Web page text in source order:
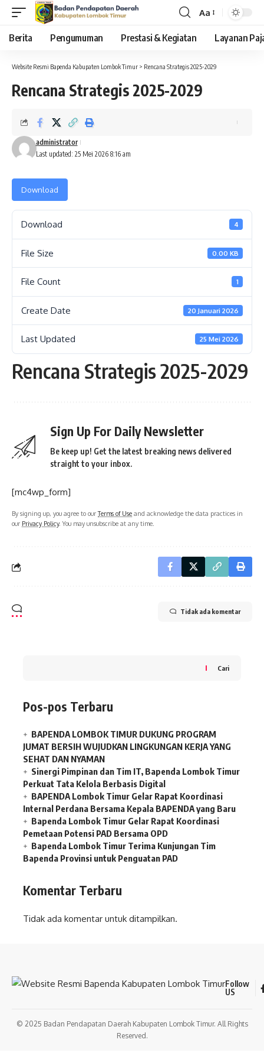
Font
Resizer
Aa
Berita Pengumuman Prestasi & Kegiatan Layanan
Website Resmi Bapenda Kabupaten Lombok Timur > Rencana Strategis 2025-2029
Rencana Strategis 2025-2029
Last updated: 25 Mei 2026 8:16 am
administrator
Download
Download 4
File Size 0.00 KB
File Count 1
Create Date 20 Januari 2026
Last Updated 25 Mei 2026
Rencana Strategis 2025-2029
Sign Up For Daily Newsletter
Be keep up! Get the latest breaking news delivered
straight to your inbox.
[mc4wp_form]
By signing up, you agree to ourTerms of Use and acknowledge the data practices in
our Privacy Policy. You may unsubscribe at any time.
Tidak ada komentar
Cari
Pos-pos Terbaru
BAPENDA LOMBOK TIMUR DUKUNG PROGRAM
JUMAT BERSIH WUJUDKAN LINGKUNGAN KERJA YANG
SEHAT DAN NYAMAN
Sinergi Pimpinan dan Tim IT, Bapenda Lombok Timur
Perkuat Tata Kelola Berbasis Digital
BAPENDA Lombok Timur Gelar Rapat Koordinasi
Internal Perdana Bersama Kepala BAPENDA yang Baru
Bapenda Lombok Timur Gelar Rapat Koordinasi
Pemetaan Potensi PAD Bersama OPD
Bapenda Lombok Timur Terima Kunjungan Tim
Bapenda Provinsi untuk Penguatan PAD
Komentar Terbaru
Tidak ada komentar untuk ditampilkan.
Follow
US
© 2025 Badan Pendapatan Daerah Kabupaten Lombok Timur. All Rights
Reserved.